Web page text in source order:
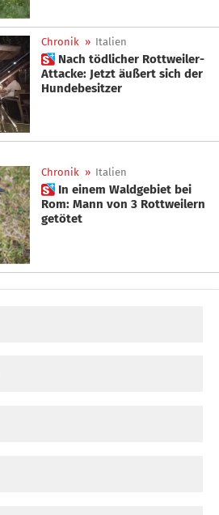
Chronik » Italien
 Nach tödlicher Rottweiler-
Attacke: Jetzt äußert sich der
Hundebesitzer
Chronik » Italien
 In einem Waldgebiet bei
Rom: Mann von 3 Rottweilern
getötet